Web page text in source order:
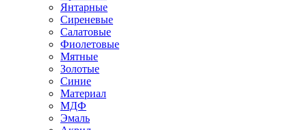
Янтарные
Сиреневые
Салатовые
Фиолетовые
Мятные
Золотые
Синие
Материал
МДФ
Эмаль